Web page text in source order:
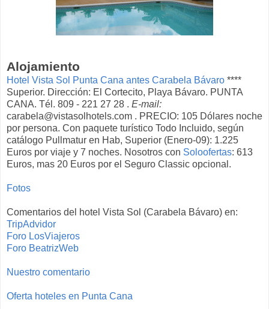
Alojamiento
Hotel Vista Sol Punta Cana antes Carabela Bávaro ****
Superior. Dirección: El Cortecito, Playa Bávaro. PUNTA
CANA. Tél. 809 - 221 27 28 . E-mail:
carabela@vistasolhotels.com . PRECIO: 105 Dólares noche
por persona. Con paquete turístico Todo Incluido, según
catálogo Pullmatur en Hab, Superior (Enero-09): 1.225
Euros por viaje y 7 noches. Nosotros con Soloofertas: 613
Euros, mas 20 Euros por el Seguro Classic opcional.
Fotos
Comentarios del hotel Vista Sol (Carabela Bávaro) en:
TripAdvidor
Foro LosViajeros
Foro BeatrizWeb
Nuestro comentario
Oferta hoteles en Punta Cana